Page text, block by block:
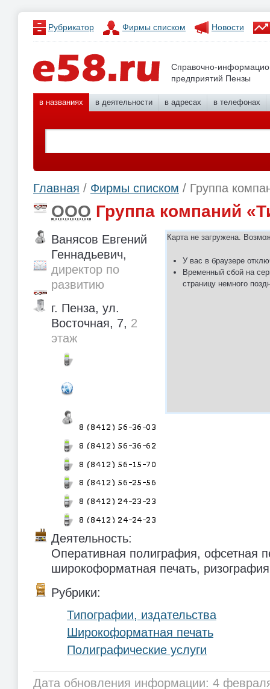
Рубрикатор Фирмы списком Новости
Справочно-
предприятий Пензы
в названиях в деятельности в адресах в телефонах
Главная / Фирмы списком / Группа
ООО Группа компаний
Карта не загружена.
У вас в браузере
Временный сбой на
страницу немного
Ванясов Евгений
Геннадьевич,
директор по
развитию
г. Пенза, ул.
Восточная, 7, 2
этаж
Деятельность:
Оперативная полиграфия, офсетная
широкоформатная печать,
Рубрики:
Типографии, издательства
Широкоформатная печать
Полиграфические услуги
Дата обновления информации: 4